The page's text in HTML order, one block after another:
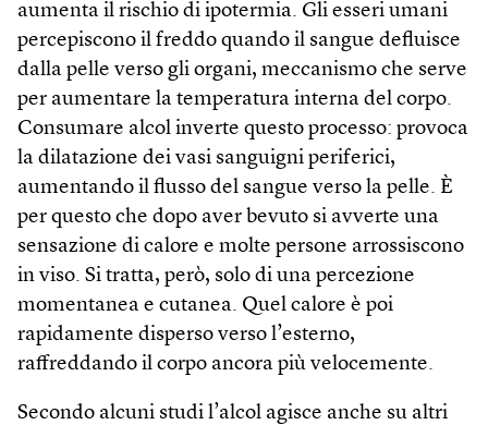
aumenta il rischio di ipotermia. Gli esseri umani
percepiscono il freddo quando il sangue defluisce
dalla pelle verso gli organi, meccanismo che serve
per aumentare la temperatura interna del corpo.
Consumare alcol inverte questo processo: provoca
la dilatazione dei vasi sanguigni periferici,
aumentando il flusso del sangue verso la pelle. È
per questo che dopo aver bevuto si avverte una
sensazione di calore e molte persone arrossiscono
in viso. Si tratta, però, solo di una percezione
momentanea e cutanea. Quel calore è poi
rapidamente disperso verso l’esterno,
raffreddando il corpo ancora più velocemente.
Secondo alcuni studi l’alcol agisce anche su altri